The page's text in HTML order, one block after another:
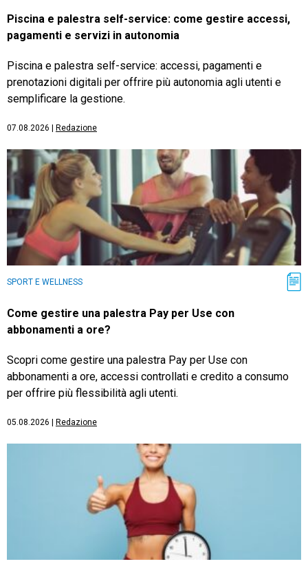
Piscina e palestra self-service: come gestire accessi,
pagamenti e servizi in autonomia
Piscina e palestra self-service: accessi, pagamenti e
prenotazioni digitali per offrire più autonomia agli utenti e
semplificare la gestione.
07.08.2026 Redazione
SPORT E WELLNESS
Come gestire una palestra Pay per Use con
abbonamenti a ore?
Scopri come gestire una palestra Pay per Use con
abbonamenti a ore, accessi controllati e credito a consumo
per offrire più flessibilità agli utenti.
05.08.2026 Redazione